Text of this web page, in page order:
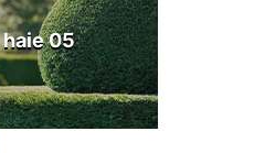
haie 05